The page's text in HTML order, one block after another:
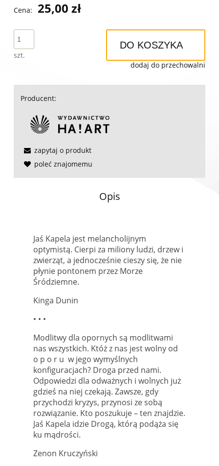
Cena: 25,00 zł
szt.
DO KOSZYKA
dodaj do przechowalni
Producent:
zapytaj o produkt
poleć znajomemu
Opis
Jaś Kapela jest melancholijnym
optymistą. Cierpi za miliony ludzi, drzew i
zwierząt, a jednocześnie cieszy się, że nie
płynie pontonem przez Morze
Śródziemne.
Kinga Dunin
• • •
Modlitwy dla opornych są modlitwami
nas wszystkich. Któż z nas jest wolny od
o p o r u w jego wymyślnych
konfiguracjach? Droga przed nami.
Odpowiedzi dla odważnych i wolnych już
gdzieś na niej czekają. Zawsze, gdy
przychodzi kryzys, przynosi ze sobą
rozwiązanie. Kto poszukuje – ten znajdzie.
Jaś Kapela idzie Drogą, którą podąża się
ku mądrości.
Zenon Kruczyński